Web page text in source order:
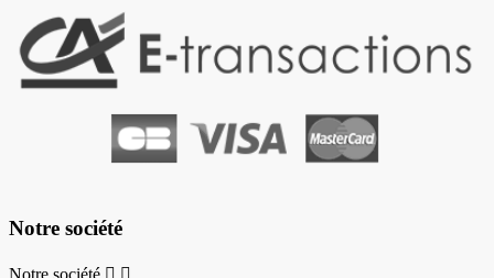
Notre société
Notre société  